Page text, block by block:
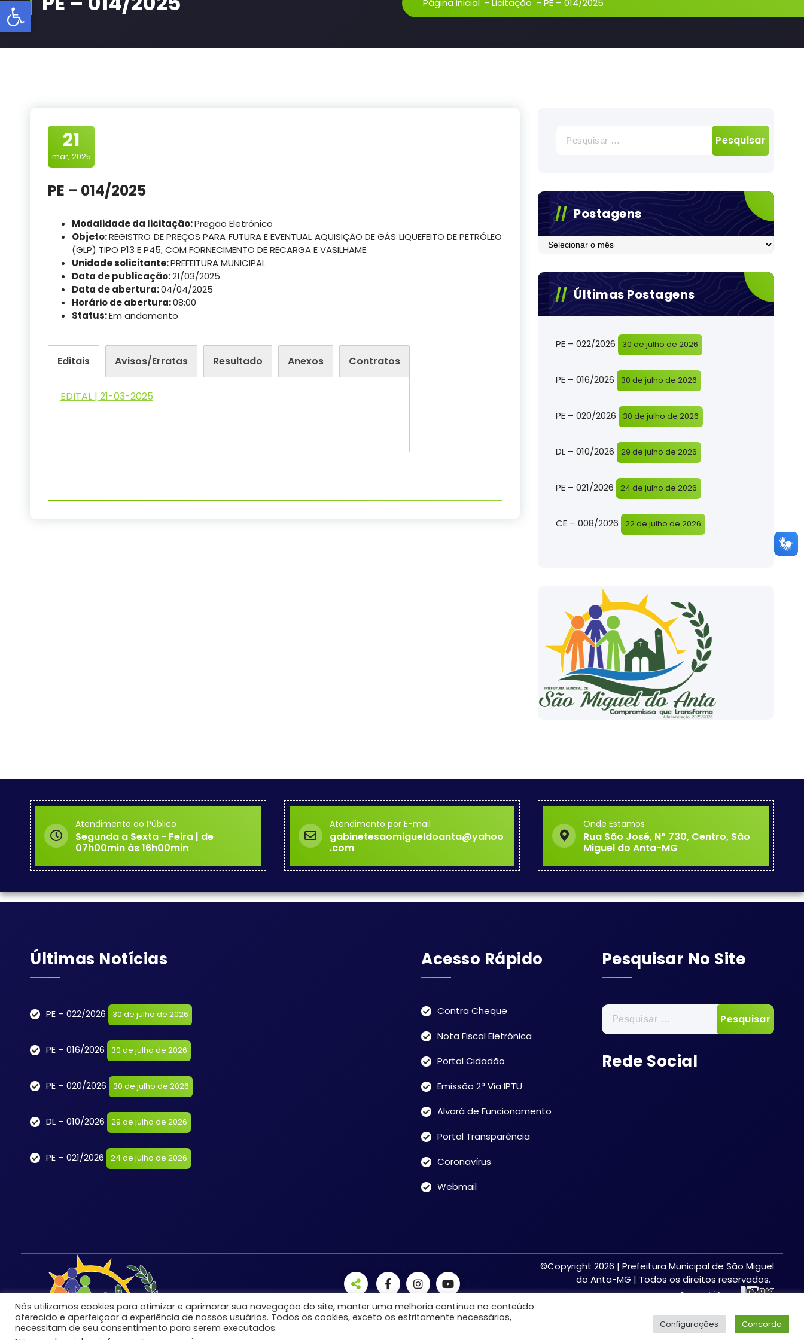
Barra de Ferramentas Aberta Página inicial - Licitação - PE – 014/2025
21
mar, 2025
PE – 014/2025
Modalidade da licitação:Pregão Eletrônico
Objeto:REGISTRO DE PREÇOS PARA FUTURA E EVENTUAL AQUISIÇÃO DE GÁS LIQUEFEITO DE PETRÓLEO
(GLP) TIPO P13 E P45, COM FORNECIMENTO DE RECARGA E VASILHAME.
Unidade solicitante:PREFEITURA MUNICIPAL
Data de publicação:21/03/2025
Data de abertura:04/04/2025
Horário de abertura:08:00
Status:Em andamento
Editais Avisos/Erratas Resultado Anexos Contratos
EDITAL | 21-03-2025
por:
Postagens
Postagens
Últimas Postagens
PE – 022/2026 30 de julho de 2026
PE – 016/2026 30 de julho de 2026
PE – 020/2026 30 de julho de 2026
DL – 010/2026 29 de julho de 2026
PE – 021/2026 24 de julho de 2026
CE – 008/2026 22 de julho de 2026
Atendimento ao Público
Segunda a Sexta - Feira | de
07h00min às 16h00min
Atendimento por E-mail
gabinetesaomigueldoanta@yahoo
.com
Onde Estamos
Rua São José, Nº 730, Centro, São
Miguel do Anta-MG
Últimas Notícias
PE – 022/2026 30 de julho de 2026
PE – 016/2026 30 de julho de 2026
PE – 020/2026 30 de julho de 2026
DL – 010/2026 29 de julho de 2026
PE – 021/2026 24 de julho de 2026
Acesso Rápido
Contra Cheque
Nota Fiscal Eletrônica
Portal Cidadão
Emissão 2ª Via IPTU
Alvará de Funcionamento
Portal Transparência
Coronavírus
Webmail
Pesquisar No Site
Pesquisar
por:
Rede Social
©Copyright 2026 | Prefeitura Municipal de São Miguel
do Anta-MG | Todos os direitos reservados.
Desenvolvido por:
Nós utilizamos cookies para otimizar e aprimorar sua navegação do site, manter uma melhoria contínua no conteúdo
oferecido e aperfeiçoar a experiência de nossos usuários. Todos os cookies, exceto os estritamente necessários,
necessitam de seu consentimento para serem executados.
Configurações Concordo